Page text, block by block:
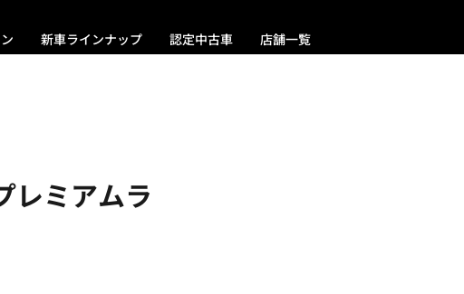
新車ラインナップ 認定中古車 店舗一覧
ミアムラ